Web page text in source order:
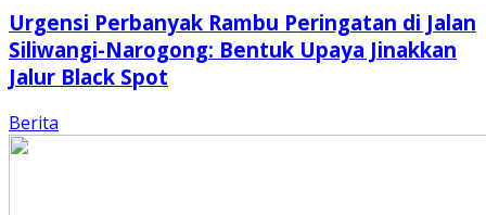
Urgensi Perbanyak Rambu Peringatan di Jalan
Siliwangi-Narogong: Bentuk Upaya Jinakkan
Jalur Black Spot
Berita